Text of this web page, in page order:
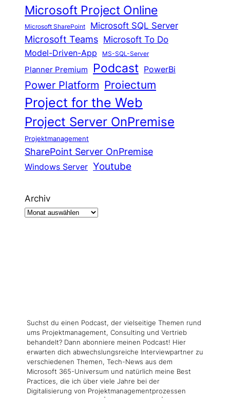
Microsoft Project Online
Microsoft SharePoint Microsoft SQL Server
Microsoft Teams Microsoft To Do
Model-Driven-App MS-SQL-Server
Planner Premium Podcast PowerBi
Power Platform Proiectum
Project for the Web
Project Server OnPremise
Projektmanagement
SharePoint Server OnPremise
Windows Server Youtube
Archiv
Suchst du einen Podcast, der vielseitige Themen rund
ums Projektmanagement, Consulting und Vertrieb
behandelt? Dann abonniere meinen Podcast! Hier
erwarten dich abwechslungsreiche Interviewpartner zu
verschiedenen Themen, Tech-News aus dem
Microsoft 365-Universum und natürlich meine Best
Practices, die ich über viele Jahre bei der
Digitalisierung von Projektmanagementprozessen